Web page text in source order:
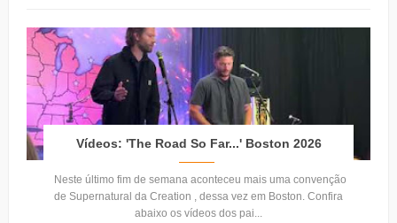
Vídeos: 'The Road So Far...' Boston 2026
Neste último fim de semana aconteceu mais uma convenção
de Supernatural da Creation , dessa vez em Boston. Confira
abaixo os vídeos dos pai...